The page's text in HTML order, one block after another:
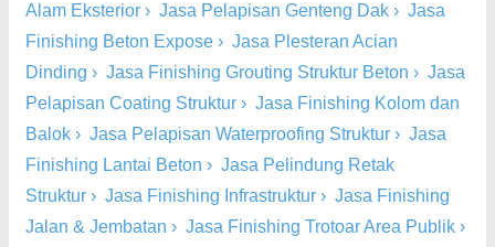
Alam Eksterior › Jasa Pelapisan Genteng Dak › Jasa
Finishing Beton Expose › Jasa Plesteran Acian
Dinding › Jasa Finishing Grouting Struktur Beton › Jasa
Pelapisan Coating Struktur › Jasa Finishing Kolom dan
Balok › Jasa Pelapisan Waterproofing Struktur › Jasa
Finishing Lantai Beton › Jasa Pelindung Retak
Struktur › Jasa Finishing Infrastruktur › Jasa Finishing
Jalan & Jembatan › Jasa Finishing Trotoar Area Publik ›